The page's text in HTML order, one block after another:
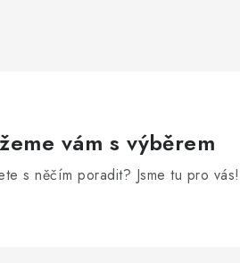
vám s výběrem
s něčím poradit? Jsme tu pro vás!